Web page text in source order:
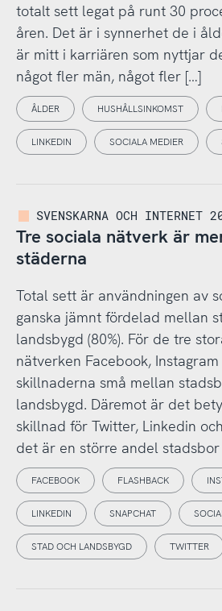
totalt sett legat på runt 30
åren. Det är i synnerhet de i
är mitt i karriären som nyttjar
något fler män, något fler […]
ÅLDER HUSHÅLLSINKOMST
LINKEDIN SOCIALA MEDIER
SVENSKARNA OCH INTERNET
Tre sociala nätverk är
städerna
Total sett är användningen av
ganska jämnt fördelad mellan
landsbygd (80%). För de tre
nätverken Facebook,
skillnaderna små mellan
landsbygd. Däremot är det
skillnad för Twitter, Linkedin
det är en större andel
FACEBOOK FLASHBACK
LINKEDIN SNAPCHAT
STAD OCH LANDSBYGD TWITTER